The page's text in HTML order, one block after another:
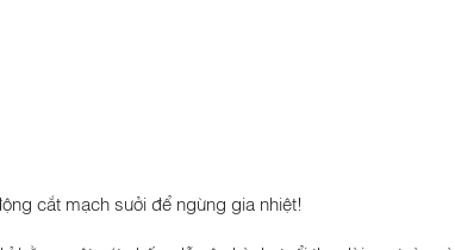
cắt mạch sưởi để ngừng gia nhiệt!